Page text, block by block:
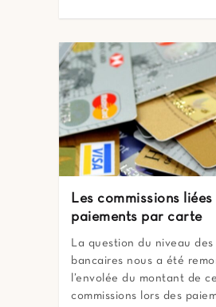
Les commissions liées
paiements par carte
La question du niveau des
bancaires nous a été
l’envolée du montant de
commissions lors des